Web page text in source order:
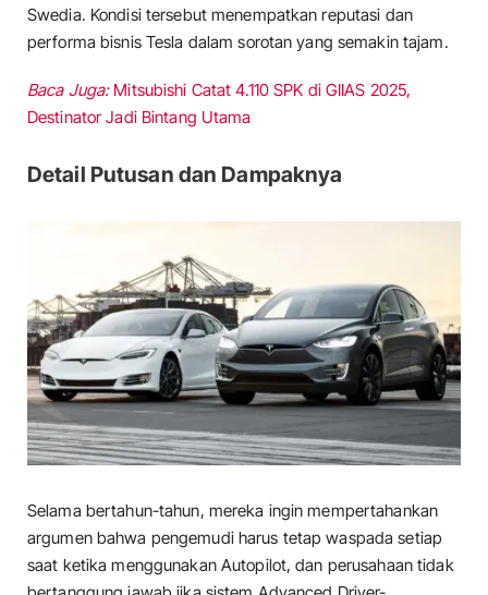
Swedia. Kondisi tersebut menempatkan reputasi dan
performa bisnis Tesla dalam sorotan yang semakin tajam.
Baca Juga: Mitsubishi Catat 4.110 SPK di GIIAS 2025,
Destinator Jadi Bintang Utama
Detail Putusan dan Dampaknya
Selama bertahun-tahun, mereka ingin mempertahankan
argumen bahwa pengemudi harus tetap waspada setiap
saat ketika menggunakan Autopilot, dan perusahaan tidak